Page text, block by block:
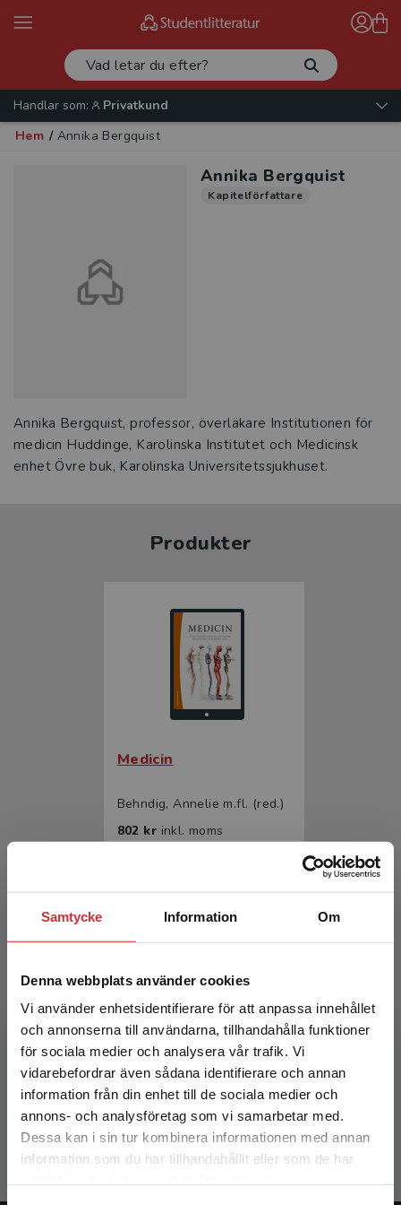
Samtycke Information Om
Denna webbplats använder cookies
Vi använder enhetsidentifierare för att anpassa innehållet
och annonserna till användarna, tillhandahålla funktioner
för sociala medier och analysera vår trafik. Vi
vidarebefordrar även sådana identifierare och annan
information från din enhet till de sociala medier och
annons- och analysföretag som vi samarbetar med.
Dessa kan i sin tur kombinera informationen med annan
information som du har tillhandahållit eller som de har
Begränsad fraktregion
Det verkar som att du besöker
studentlitteratur.se via en enhet utanför Sverige.
Handlar som:
Privatkund
Hem / Annika Bergquist
Annika Bergquist
Kapitelförfattare
Annika Bergquist, professor, överläkare Institutionen för
medicin Huddinge, Karolinska Institutet och Medicinsk
enhet Övre buk, Karolinska Universitetssjukhuset.
Produkter
Medicin
Behndig, Annelie m.fl. (red.)
802 kr inkl. moms
Medicin
Behndig, Annelie m.fl. (red.)
1 261 krinkl. moms
Exkl. moms: 1 190 kr